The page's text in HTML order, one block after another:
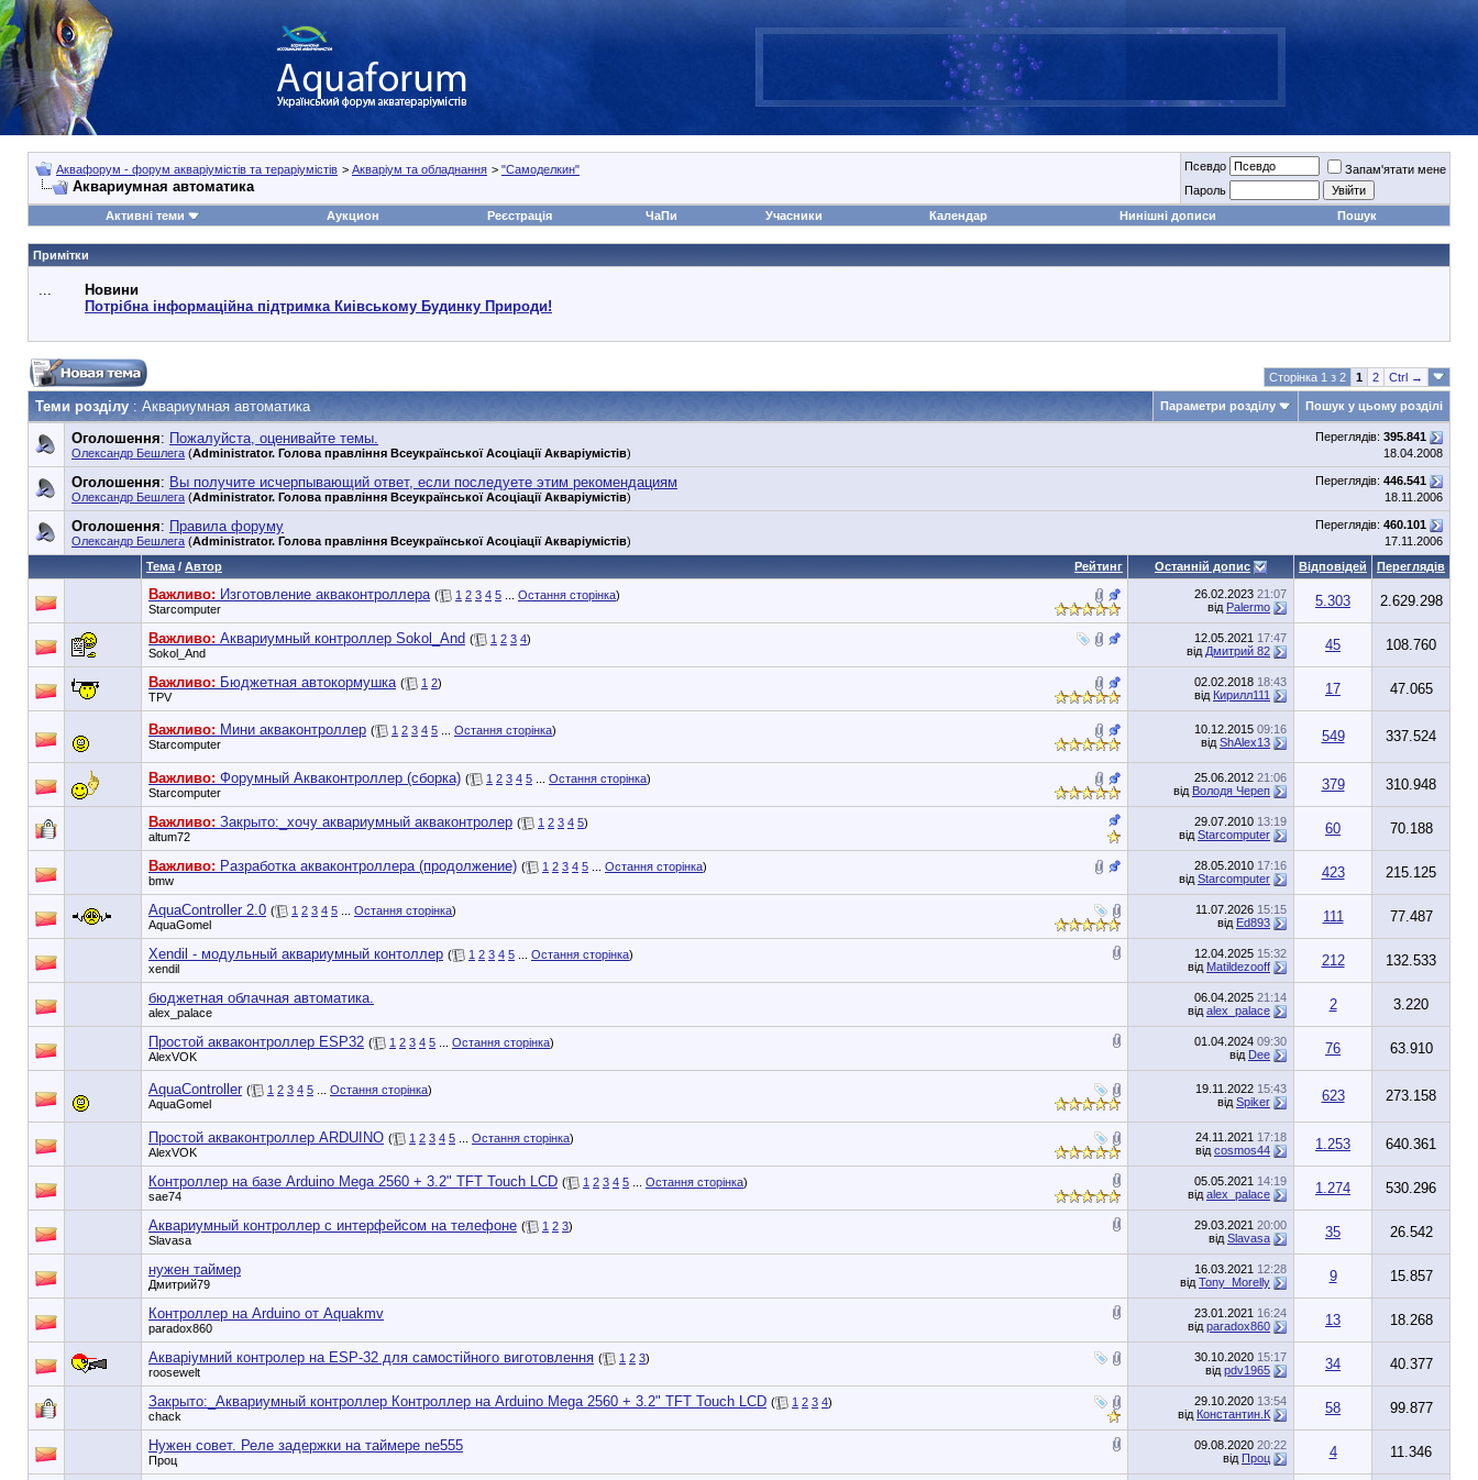
Аквафорум - форум акваріумістів та тераріумістів > Акваріум та обладнання > "Самоделкин"
Аквариумная автоматика
Псевдо
Запам'ятати мене
Пароль
Активні теми
Аукцион Реєстрація ЧаПи Учасники Календар Нинішні дописи Пошук
Примітки
...
Новини
Потрібна інформаційна підтримка Киівському Будинку Природи!
Сторінка 1 з 2 1 2 Ctrl →
Теми розділу : Аквариумная автоматика Параметри розділу Пошук у цьому розділі
Переглядів: 395.841
Оголошення: Пожалуйста, оценивайте темы.
18.04.2008
Олександр Бешлега (Administrator. Голова правління Всеукраїнської Асоціації Акваріумістів)
Переглядів: 446.541
Оголошення: Вы получите исчерпывающий ответ, если последуете этим рекомендациям
18.11.2006
Олександр Бешлега (Administrator. Голова правління Всеукраїнської Асоціації Акваріумістів)
Переглядів: 460.101
Оголошення: Правила форуму
17.11.2006
Олександр Бешлега (Administrator. Голова правління Всеукраїнської Асоціації Акваріумістів)
Рейтинг
Тема / Автор Останній допис Відповідей Переглядів
Важливо: Изготовление акваконтроллера ( 1 2 3 4 5 Остання сторінка)
Starcomputer
26.02.2023 21:07
від Palermo 5.303 2.629.298
Важливо: Аквариумный контроллер Sokol_And ( 1 2 3 4)
Sokol_And
12.05.2021 17:47
від Дмитрий 82 45 108.760
Важливо: Бюджетная автокормушка ( 1 2)
TPV
02.02.2018 18:43
від Кирилл111 17 47.065
Важливо: Мини акваконтроллер ( 1 2 3 4 5 Остання сторінка)
Starcomputer
10.12.2015 09:16
від ShAlex13 549 337.524
Важливо: Форумный Акваконтроллер (сборка) ( 1 2 3 4 5 Остання сторінка)
Starcomputer
25.06.2012 21:06
від Володя Череп 379 310.948
Важливо: Закрыто:_ хочу аквариумный акваконтролер ( 1 2 3 4 5)
altum72
29.07.2010 13:19
від Starcomputer 60 70.188
Важливо: Разработка акваконтроллера (продолжение) ( 1 2 3 4 5 Остання сторінка)
bmw
28.05.2010 17:16
від Starcomputer 423 215.125
AquaController 2.0 ( 1 2 3 4 5 Остання сторінка)
AquaGomel
11.07.2026 15:15
від Ed893 111 77.487
Xendil - модульный аквариумный контоллер ( 1 2 3 4 5 Остання сторінка)
xendil
12.04.2025 15:32
від Matildezooff 212 132.533
бюджетная облачная автоматика.
alex_palace
06.04.2025 21:14
від alex_palace 2 3.220
Простой акваконтроллер ESP32 ( 1 2 3 4 5 Остання сторінка)
AlexVOK
01.04.2024 09:30
від Dee 76 63.910
AquaController ( 1 2 3 4 5 Остання сторінка)
AquaGomel
19.11.2022 15:43
від Spiker 623 273.158
Простой акваконтроллер ARDUINO ( 1 2 3 4 5 Остання сторінка)
AlexVOK
24.11.2021 17:18
від cosmos44 1.253 640.361
Контроллер на базе Arduino Mega 2560 + 3.2" TFT Touch LCD ( 1 2 3 4 5 Остання сторінка)
sae74
05.05.2021 14:19
від alex_palace 1.274 530.296
Аквариумный контроллер с интерфейсом на телефоне ( 1 2 3)
Slavasa
29.03.2021 20:00
від Slavasa 35 26.542
нужен таймер
Дмитрий79
16.03.2021 12:28
від Tony_Morelly 9 15.857
Контроллер на Arduino от Aquakmv
paradox860
23.01.2021 16:24
від paradox860 13 18.268
Акваріумний контролер на ESP-32 для самостійного виготовлення ( 1 2 3)
roosewelt
30.10.2020 15:17
від pdv1965 34 40.377
Закрыто:_ Аквариумный контроллер Контроллер на Arduino Mega 2560 + 3.2" TFT Touch LCD ( 1 2 3 4)
chack
29.10.2020 13:54
від Константин.К 58 99.877
Нужен совет. Реле задержки на таймере ne555
Проц
09.08.2020 20:22
від Проц 4 11.346